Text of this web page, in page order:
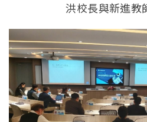
洪校長與新進教